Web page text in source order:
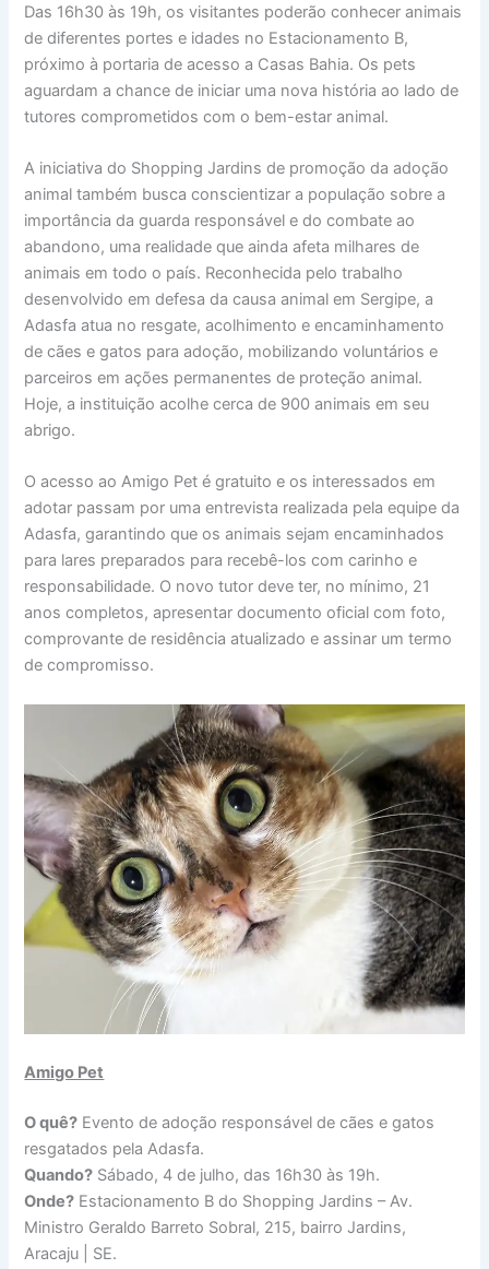
Das 16h30 às 19h, os visitantes poderão conhecer animais
de diferentes portes e idades no Estacionamento B,
próximo à portaria de acesso a Casas Bahia. Os pets
aguardam a chance de iniciar uma nova história ao lado de
tutores comprometidos com o bem-estar animal.
A iniciativa do Shopping Jardins de promoção da adoção
animal também busca conscientizar a população sobre a
importância da guarda responsável e do combate ao
abandono, uma realidade que ainda afeta milhares de
animais em todo o país. Reconhecida pelo trabalho
desenvolvido em defesa da causa animal em Sergipe, a
Adasfa atua no resgate, acolhimento e encaminhamento
de cães e gatos para adoção, mobilizando voluntários e
parceiros em ações permanentes de proteção animal.
Hoje, a instituição acolhe cerca de 900 animais em seu
abrigo.
O acesso ao Amigo Pet é gratuito e os interessados em
adotar passam por uma entrevista realizada pela equipe da
Adasfa, garantindo que os animais sejam encaminhados
para lares preparados para recebê-los com carinho e
responsabilidade. O novo tutor deve ter, no mínimo, 21
anos completos, apresentar documento oficial com foto,
comprovante de residência atualizado e assinar um termo
de compromisso.
Amigo Pet
O quê? Evento de adoção responsável de cães e gatos
resgatados pela Adasfa.
Quando? Sábado, 4 de julho, das 16h30 às 19h.
Onde? Estacionamento B do Shopping Jardins – Av.
Ministro Geraldo Barreto Sobral, 215, bairro Jardins,
Aracaju | SE.